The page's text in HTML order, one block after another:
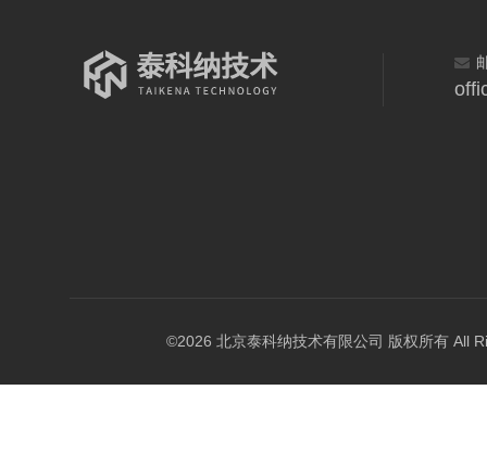
©2026 北京泰科纳技术有限公司 版权所有 All